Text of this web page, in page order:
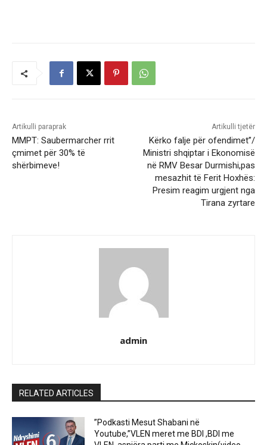
Artikulli paraprak
MMPT: Saubermarcher rrit
çmimet për 30% të
shërbimeve!
Artikulli tjetër
Kërko falje për ofendimet”/
Ministri shqiptar i Ekonomisë
në RMV Besar Durmishi,pas
mesazhit të Ferit Hoxhës:
Presim reagim urgjent nga
Tirana zyrtare
admin
RELATED ARTICLES
”Podkasti Mesut Shabani në
Youtube,”VLEN meret me BDI ,BDI me